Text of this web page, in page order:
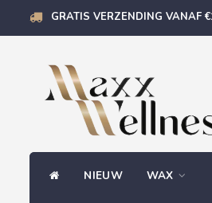
GRATIS VERZENDING VANAF
NIEUW WAX